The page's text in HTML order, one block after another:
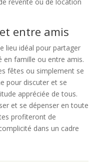
entre amis
lieu idéal pour partager
en famille ou entre amis.
fêtes ou simplement se
pour discuter et se
appréciée de tous.
et se dépenser en toute
profiteront de
dans un cadre